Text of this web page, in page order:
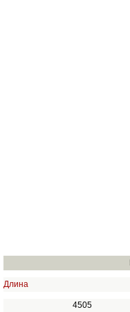
Длина
4505